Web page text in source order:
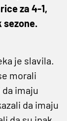
za 4-1,
sezone.
je slavila.
morali
imaju
da imaju